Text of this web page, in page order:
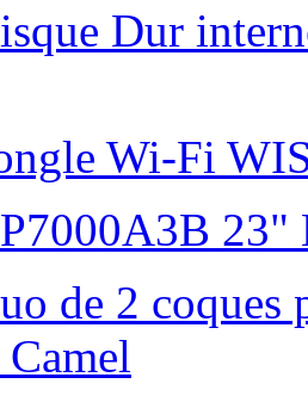
Dur
Wi-Fi
de 2